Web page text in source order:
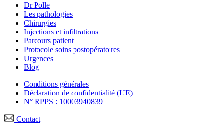
Dr Polle
Les pathologies
Chirurgies
Injections et infiltrations
Parcours patient
Protocole soins postopératoires
Urgences
Blog
Conditions générales
Déclaration de confidentialité (UE)
N° RPPS : 10003940839
Contact